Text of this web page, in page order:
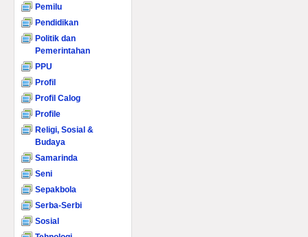
Pemilu
Pendidikan
Politik dan
Pemerintahan
PPU
Profil
Profil Calog
Profile
Religi, Sosial &
Budaya
Samarinda
Seni
Sepakbola
Serba-Serbi
Sosial